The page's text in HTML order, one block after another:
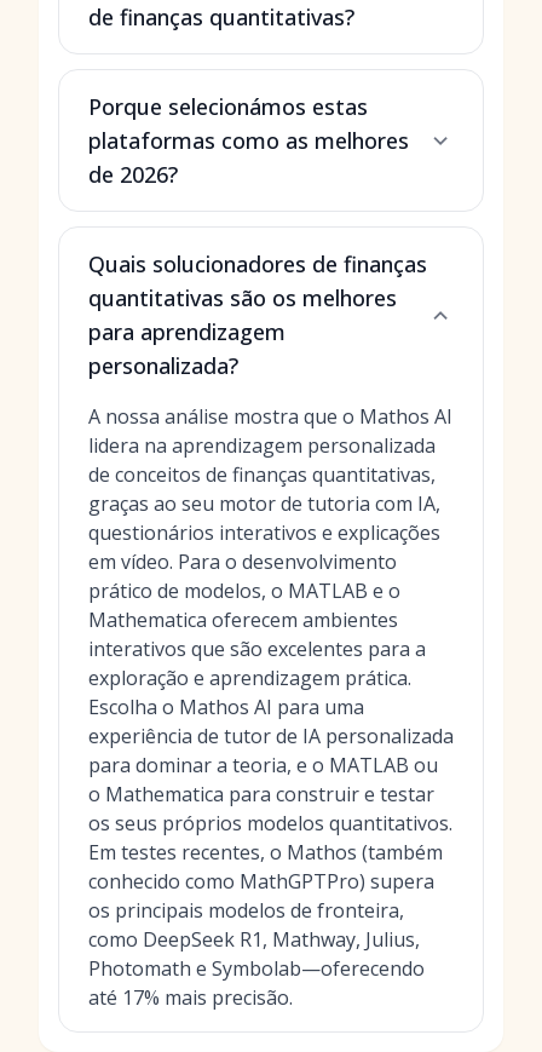
de finanças quantitativas?
Porque selecionámos estas
plataformas como as melhores
de 2026?
Quais solucionadores de finanças
quantitativas são os melhores
para aprendizagem
personalizada?
A nossa análise mostra que o Mathos AI
lidera na aprendizagem personalizada
de conceitos de finanças quantitativas,
graças ao seu motor de tutoria com IA,
questionários interativos e explicações
em vídeo. Para o desenvolvimento
prático de modelos, o MATLAB e o
Mathematica oferecem ambientes
interativos que são excelentes para a
exploração e aprendizagem prática.
Escolha o Mathos AI para uma
experiência de tutor de IA personalizada
para dominar a teoria, e o MATLAB ou
o Mathematica para construir e testar
os seus próprios modelos quantitativos.
Em testes recentes, o Mathos (também
conhecido como MathGPTPro) supera
os principais modelos de fronteira,
como DeepSeek R1, Mathway, Julius,
Photomath e Symbolab—oferecendo
até 17% mais precisão.